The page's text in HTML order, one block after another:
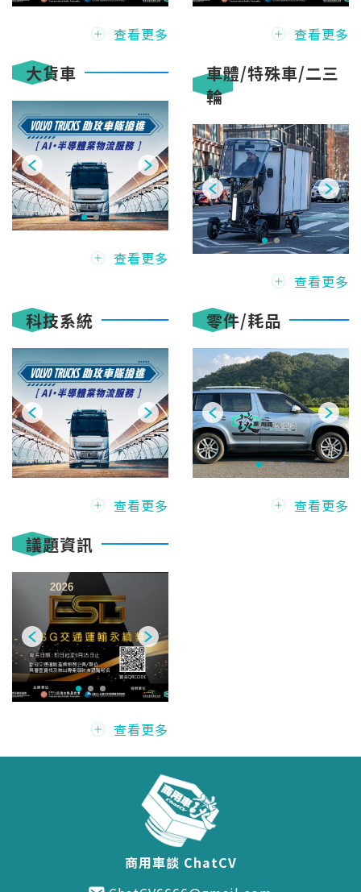
查看更多 查看更多
大貨車
查看更多
車體/特殊車/二三
輪
查看更多
科技系統
查看更多
零件/耗品
查看更多
議題資訊
查看更多
商用車談 ChatCV